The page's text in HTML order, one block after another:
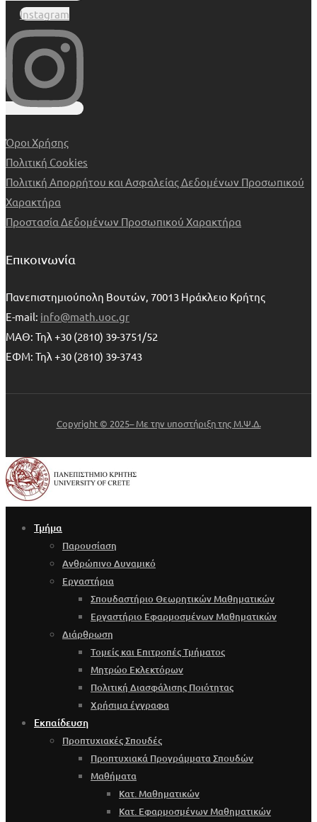
Instagram
Όροι Χρήσης
Πολιτική Cookies
Πολιτική Απορρήτου και Ασφαλείας Δεδομένων Προσωπικού
Χαρακτήρα
Προστασία Δεδομένων Προσωπικού Χαρακτήρα
Επικοινωνία
Πανεπιστημιούπολη Βουτών, 70013 Ηράκλειο Κρήτης
E-mail: info@math.uoc.gr
ΜΑΘ: Τηλ +30 (2810) 39-3751/52
ΕΦΜ: Τηλ +30 (2810) 39-3743
Copyright © 2025– Με την υποστήριξη της Μ.Ψ.Δ.
Τμήμα
Παρουσίαση
Ανθρώπινο Δυναμικό
Εργαστήρια
Σπουδαστήριο Θεωρητικών Μαθηματικών
Εργαστήριο Εφαρμοσμένων Μαθηματικών
Διάρθρωση
Τομείς και Επιτροπές Τμήματος
Μητρώο Εκλεκτόρων
Πολιτική Διασφάλισης Ποιότητας
Χρήσιμα έγγραφα
Εκπαίδευση
Προπτυχιακές Σπουδές
Προπτυχιακά Προγράμματα Σπουδών
Μαθήματα
Κατ. Μαθηματικών
Κατ. Εφαρμοσμένων Μαθηματικών